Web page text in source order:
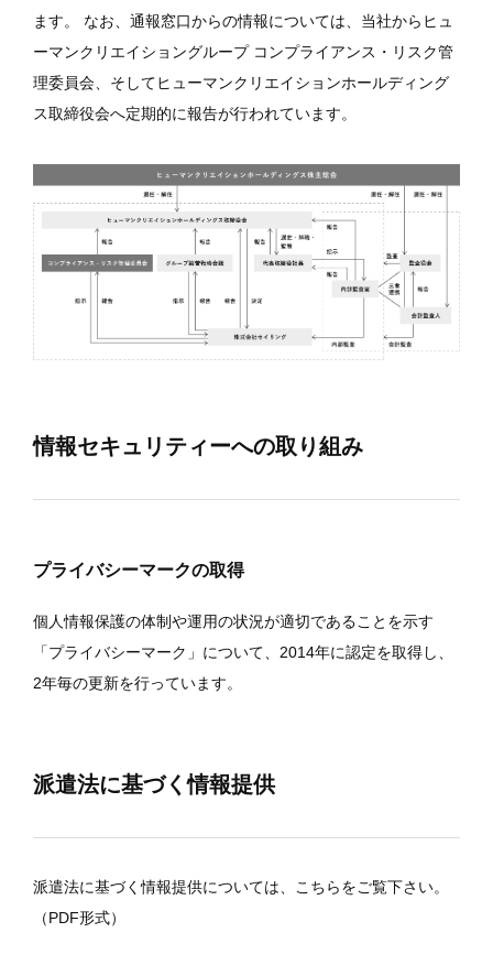
ます。 なお、通報窓口からの情報については、当社からヒュ
ーマンクリエイショングループ コンプライアンス・リスク管
理委員会、そしてヒューマンクリエイションホールディング
ス取締役会へ定期的に報告が行われています。
情報セキュリティーへの取り組み
プライバシーマークの取得
個人情報保護の体制や運用の状況が適切であることを示す
「プライバシーマーク」について、2014年に認定を取得し、
2年毎の更新を行っています。
派遣法に基づく情報提供
派遣法に基づく情報提供については、こちらをご覧下さい。
（PDF形式）